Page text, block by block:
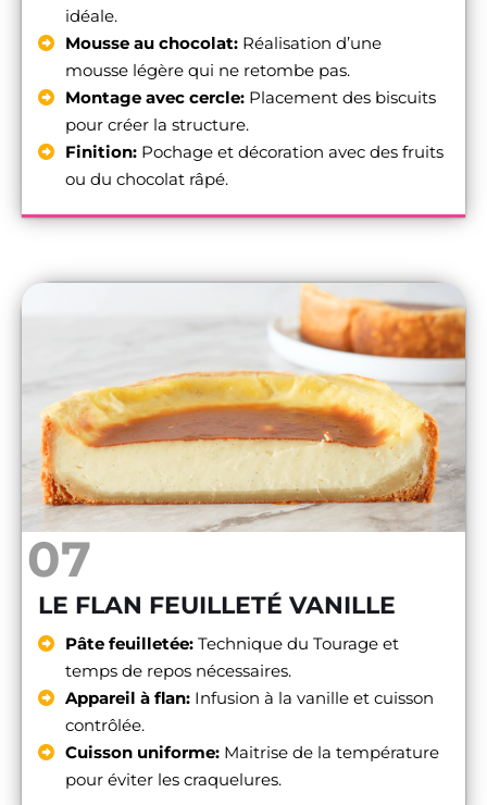
idéale.
Mousse au chocolat: Réalisation d’une
mousse légère qui ne retombe pas.
Montage avec cercle: Placement des biscuits
pour créer la structure.
Finition: Pochage et décoration avec des fruits
ou du chocolat râpé.
07
LE FLAN FEUILLETÉ VANILLE
Pâte feuilletée: Technique du Tourage et
temps de repos nécessaires.
Appareil à flan: Infusion à la vanille et cuisson
contrôlée.
Cuisson uniforme: Maitrise de la température
pour éviter les craquelures.